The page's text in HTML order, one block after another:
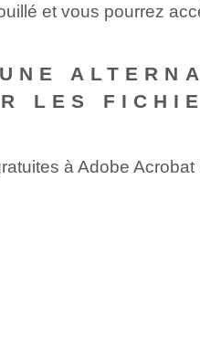
et vous pourrez
LES
à Adobe